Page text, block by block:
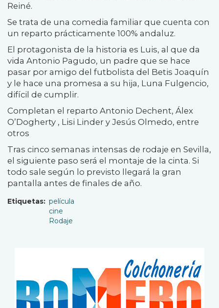
Reiné.
Se trata de una comedia familiar que cuenta con
un reparto prácticamente 100% andaluz.
El protagonista de la historia es Luis, al que da
vida Antonio Pagudo, un padre que se hace
pasar por amigo del futbolista del Betis Joaquín
y le hace una promesa a su hija, Luna Fulgencio,
difícil de cumplir.
Completan el reparto Antonio Dechent, Álex
O’Dogherty , Lisi Linder y Jesús Olmedo, entre
otros
Tras cinco semanas intensas de rodaje en Sevilla,
el siguiente paso será el montaje de la cinta. Si
todo sale según lo previsto llegará la gran
pantalla antes de finales de año.
Etiquetas
película
cine
Rodaje